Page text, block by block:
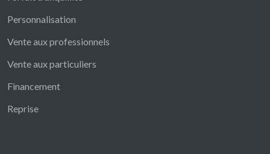
Personnalisation
Vente aux professionnels
Vente aux particuliers
Financement
Reprise